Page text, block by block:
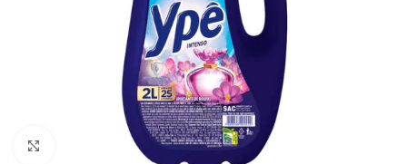
Clique para ampliar